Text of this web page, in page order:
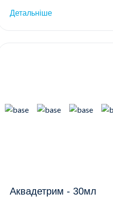
Детальніше
Аквадетрим - 30мл